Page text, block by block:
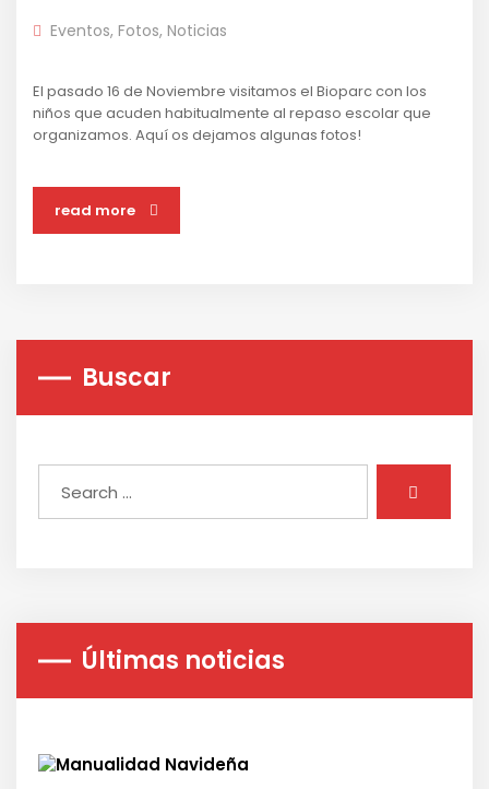
Eventos, Fotos, Noticias
El pasado 16 de Noviembre visitamos el Bioparc con los
niños que acuden habitualmente al repaso escolar que
organizamos. Aquí os dejamos algunas fotos!
read more
Buscar
Últimas noticias